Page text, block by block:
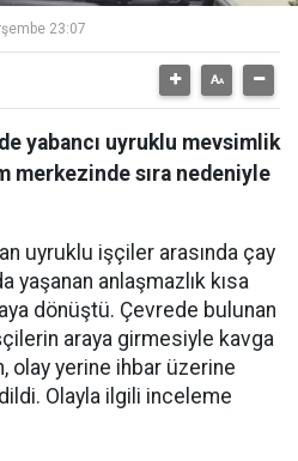
23:07
yabancı uyruklu mevsimlik
merkezinde sıra nedeniyle
uyruklu işçiler arasında çay
yaşanan anlaşmazlık kısa
dönüştü. Çevrede bulunan
araya girmesiyle kavga
olay yerine ihbar üzerine
Olayla ilgili inceleme